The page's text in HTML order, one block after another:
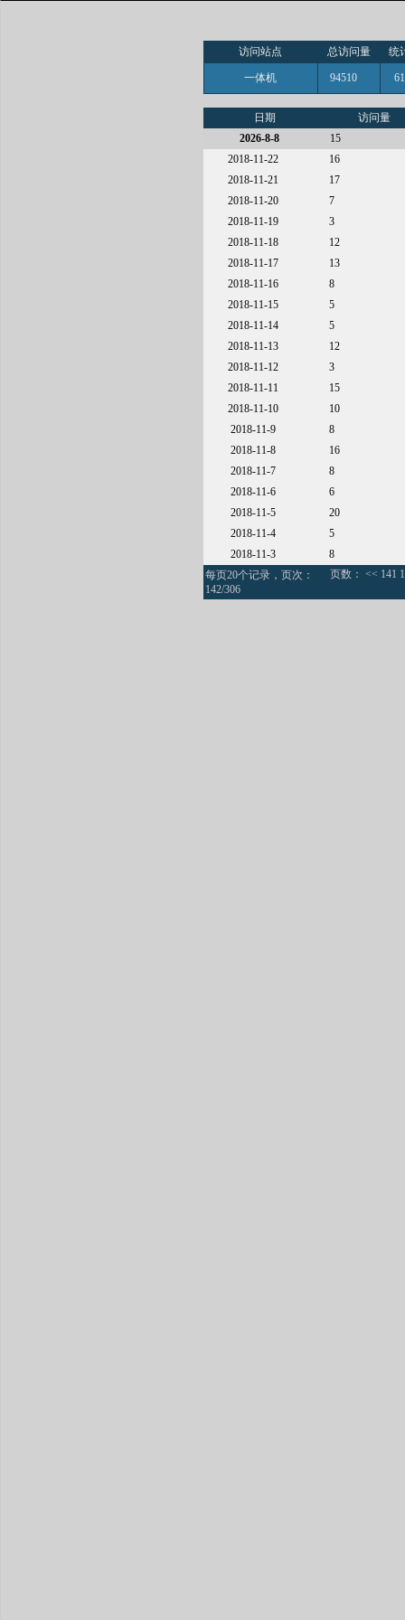
访问站点 总访问量 统
一体机 94510
日期
访问量
2026-8-8
15
2018-11-22
16
2018-11-21
17
2018-11-20
7
2018-11-19
3
2018-11-18
12
2018-11-17
13
2018-11-16
8
2018-11-15
5
2018-11-14
5
2018-11-13
12
2018-11-12
3
2018-11-11
15
2018-11-10
10
2018-11-9
8
2018-11-8
16
2018-11-7
8
2018-11-6
6
2018-11-5
20
2018-11-4
5
2018-11-3
8
每页20个记录，页次：
142/306
页数： << 141